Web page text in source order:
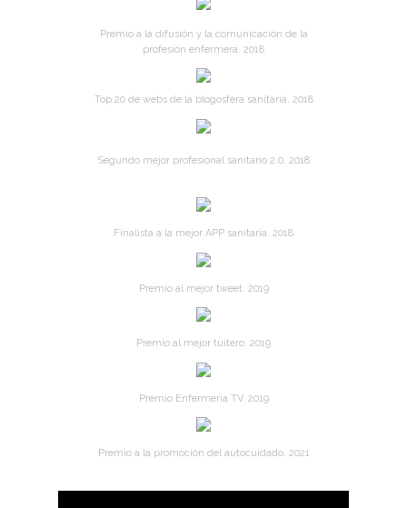
Premio a la difusión y la comunicación de la
profesión enfermera. 2018
Top 20 de webs de la blogosfera sanitaria. 2018
Segundo mejor profesional sanitario 2.0. 2018
Finalista a la mejor APP sanitaria. 2018
Premio al mejor tweet. 2019
Premio al mejor tuitero. 2019
Premio Enfermería TV. 2019
Premio a la promoción del autocuidado. 2021